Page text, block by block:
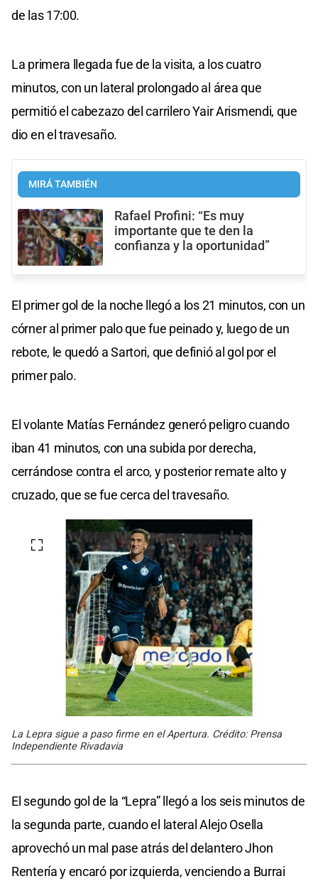
de las 17:00.
La primera llegada fue de la visita, a los cuatro
minutos, con un lateral prolongado al área que
permitió el cabezazo del carrilero Yair Arismendi, que
dio en el travesaño.
MIRÁ TAMBIÉN
Rafael Profini: “Es muy
importante que te den la
confianza y la oportunidad”
El primer gol de la noche llegó a los 21 minutos, con un
córner al primer palo que fue peinado y, luego de un
rebote, le quedó a Sartori, que definió al gol por el
primer palo.
El volante Matías Fernández generó peligro cuando
iban 41 minutos, con una subida por derecha,
cerrándose contra el arco, y posterior remate alto y
cruzado, que se fue cerca del travesaño.
La Lepra sigue a paso firme en el Apertura. Crédito: Prensa
Independiente Rivadavia
El segundo gol de la “Lepra” llegó a los seis minutos de
la segunda parte, cuando el lateral Alejo Osella
aprovechó un mal pase atrás del delantero Jhon
Rentería y encaró por izquierda, venciendo a Burrai